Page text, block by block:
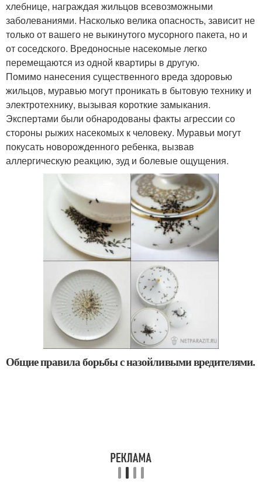
хлебнице, награждая жильцов всевозможными
заболеваниями. Насколько велика опасность, зависит не
только от вашего не выкинутого мусорного пакета, но и
от соседского. Вредоносные насекомые легко
перемещаются из одной квартиры в другую.
Помимо нанесения существенного вреда здоровью
жильцов, муравью могут проникать в бытовую технику и
электротехнику, вызывая короткие замыкания.
Экспертами были обнародованы факты агрессии со
стороны рыжих насекомых к человеку. Муравьи могут
покусать новорожденного ребенка, вызвав
аллергическую реакцию, зуд и болевые ощущения.
Общие правила борьбы с назойливыми вредителями.